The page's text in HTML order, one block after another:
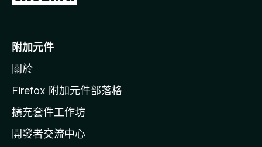
o
i
l
a
官
附加元件
關於
Firefox 附加元件部落格
擴充套件工作坊
開發者交流中心